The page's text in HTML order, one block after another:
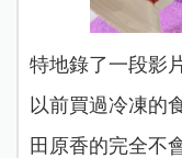
特地錄了一段影
以前買過冷凍的
田原香的完全不